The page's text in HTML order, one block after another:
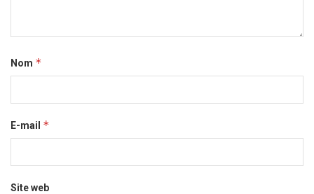
Nom *
E-mail *
Site web